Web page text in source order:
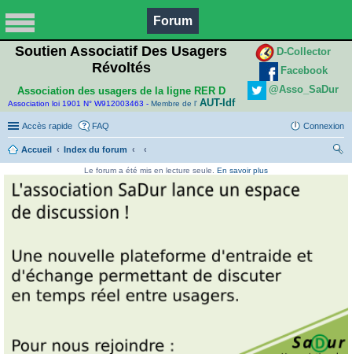
Forum
Soutien Associatif Des Usagers
Révoltés
Association des usagers de la ligne RER D
Association loi 1901 N° W912003463 - Membre de l' AUT-Idf
D-Collector
Facebook
@Asso_SaDur
Accès rapide FAQ Connexion
Accueil
Index du forum
Le forum a été mis en lecture seule. En savoir plus